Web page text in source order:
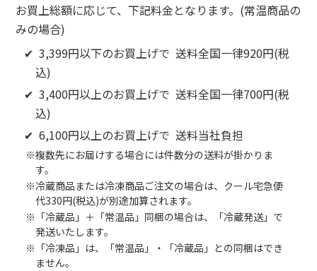
お買上総額に応じて、下記料金となります。(常温商品の
みの場合)
✔ 3,399円以下のお買上げで 送料全国一律920円(税
込)
✔ 3,400円以上のお買上げで 送料全国一律700円(税
込)
✔ 6,100円以上のお買上げで 送料当社負担
※複数先にお届けする場合には件数分の送料が掛かりま
す。
※冷蔵商品または冷凍商品ご注文の場合は、クール宅急便
代330円(税込)が別途加算されます。
※「冷蔵品」＋「常温品」同梱の場合は、「冷蔵発送」で
発送いたします。
※「冷凍品」は、「常温品」・「冷蔵品」との同梱はでき
ません。